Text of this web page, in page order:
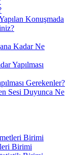
Konuşmada
Kadar Ne
Yapılması
Gerekenler?
Sesi Duyunca Ne
Birimi
Birimi